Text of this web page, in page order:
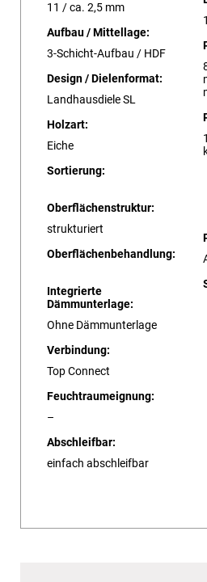
11 / ca. 2,5 mm
Aufbau / Mittellage:
3-Schicht-Aufbau / HDF
Design / Dielenformat:
Landhausdiele SL
Holzart:
Eiche
Sortierung:
Oberflächenstruktur:
strukturiert
Oberflächenbehandlung:
Integrierte
Dämmunterlage:
Ohne Dämmunterlage
Verbindung:
Top Connect
Feuchtraumeignung:
–
Abschleifbar:
einfach abschleifbar